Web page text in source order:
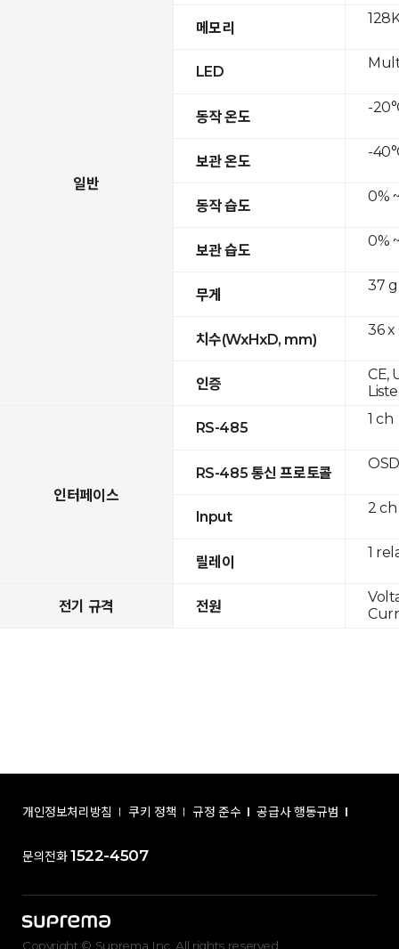
일반
메모리
LED
동작 온도
보관 온도
동작 습도
보관 습도
무게
치수(WxHxD, mm)
인증
인터페이스
RS-485
RS-485 통신 프로토콜
Input
릴레이
전기 규격 전원
-
-
0%
0%
37 g
36 x
CE,
1 ch
2 ch
1
개인정보처리방침 쿠키 정책 규정 준수 공급사 행동규범
문의전화 1522-4507
Copyright © Suprema Inc. All rights reserved.